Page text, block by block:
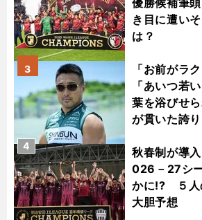
優勝候補筆
き目に遭い
は？
「お前がラ
「あいつ若
葉を浴びせ
が貫いた誇
3
秋春制が導
026－27シ
かに!? ５人
大胆予想
4